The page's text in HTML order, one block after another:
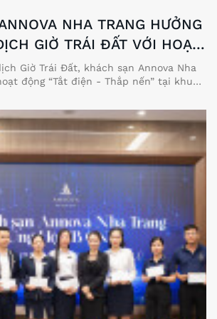
NHA TRANG HƯỞNG
GIỜ TRÁI ĐẤT VỚI HOẠT
- THẮP NẾN”
Giờ Trái Đất, khách sạn Annova Nha
động “Tắt điện - Thắp nến” tại khu
ý thức bảo vệ môi trường và hướng tới